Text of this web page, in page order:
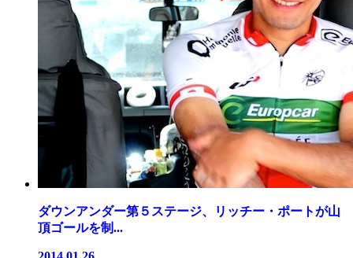
ダウンアンダー第５ステージ、リッチー・ポートが山
頂ゴールを制...